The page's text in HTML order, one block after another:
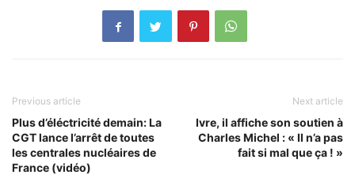
Previous article
Plus d’éléctricité demain: La
CGT lance l’arrêt de toutes
les centrales nucléaires de
France (vidéo)
Next article
Ivre, il affiche son soutien à
Charles Michel : « Il n’a pas
fait si mal que ça ! »